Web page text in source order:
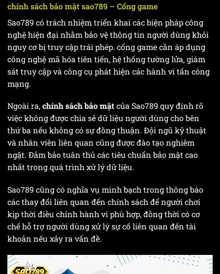
chính sách bảo mật sao789 – Cổng game
Sao789 có trách nhiệm triển khai các biện pháp công
nghệ hiện đại nhằm bảo vệ thông tin người dùng khỏi
nguy cơ bị truy cập trái phép. cổng game cần áp dụng
công nghệ mã hóa tiên tiến, hệ thống tường lửa, giám
sát truy cập và công cụ phát hiện các hành vi tấn công
mạng.
Ngoài ra,chính sách bảo mậtcủa Sao789 quy định rõ
việc không được chia sẻ dữ liệu người dùng cho bên
thứ ba nếu không có sự đồng thuận. Đội ngũ kỹ thuật
và nhân viên liên quan cũng được đào tạo nghiêm
ngặt. Đảm bảo tuân thủ các tiêu chuẩn bảo mật cao
nhất trong quá trình xử lý dữ liệu.
Sao789 cũng có nghĩa vụ minh bạch trong thông báo
các thay đổi liên quan đến chính sách để người chơi
kịp thời điều chỉnh hành vi phù hợp, đồng thời có cơ
chế hỗ trợ người dùng xử lý sự cố liên quan đến tài
khoản nếu xảy ra vấn đề.